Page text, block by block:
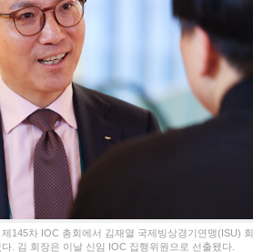
145차 IOC 총회에서 김재열 국제빙상경기연맹(ISU) 회
. 김 회장은 이날 신임 IOC 집행위원으로 선출됐다.